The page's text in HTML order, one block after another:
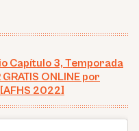
Capítulo 3, Temporada
ONLINE por
2022]